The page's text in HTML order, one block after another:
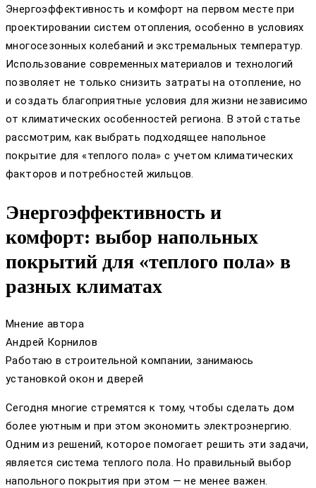
Энергоэффективность и комфорт на первом месте при
проектировании систем отопления, особенно в условиях
многосезонных колебаний и экстремальных температур.
Использование современных материалов и технологий
позволяет не только снизить затраты на отопление, но
и создать благоприятные условия для жизни независимо
от климатических особенностей региона. В этой статье
рассмотрим, как выбрать подходящее напольное
покрытие для «теплого пола» с учетом климатических
факторов и потребностей жильцов.
Энергоэффективность и
комфорт: выбор напольных
покрытий для «теплого пола» в
разных климатах
Мнение автора
Андрей Корнилов
Работаю в строительной компании, занимаюсь
установкой окон и дверей
Сегодня многие стремятся к тому, чтобы сделать дом
более уютным и при этом экономить электроэнергию.
Одним из решений, которое помогает решить эти задачи,
является система теплого пола. Но правильный выбор
напольного покрытия при этом — не менее важен.